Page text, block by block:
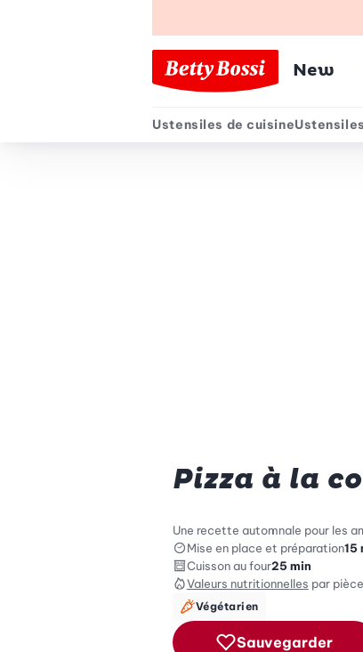
New
Menu
Ustensiles de cuisine
Pizza à la
Une recette automnale pour les
Mise en place et préparation15
Cuisson au four25 min
Valeurs nutritionnelles par pièce
Végétarien
Sauvegarder